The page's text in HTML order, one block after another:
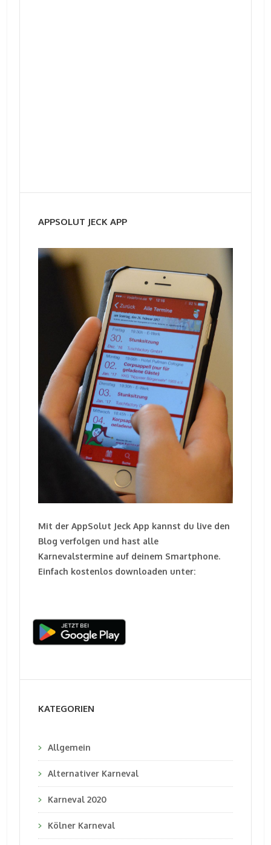
APPSOLUT JECK APP
Mit der AppSolut Jeck App kannst du live den
Blog verfolgen und hast alle
Karnevalstermine auf deinem Smartphone.
Einfach kostenlos downloaden unter:
KATEGORIEN
Allgemein
Alternativer Karneval
Karneval 2020
Kölner Karneval